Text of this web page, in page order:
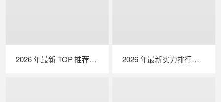
2026 年最新 TOP 推荐｜绝缘接地综合测试仪实力排行，LAILX LXH601 深度测评 2026 年最新实力排行｜光伏清洗机器人 TOP 推荐，LAILX LX‑H403 深度解析